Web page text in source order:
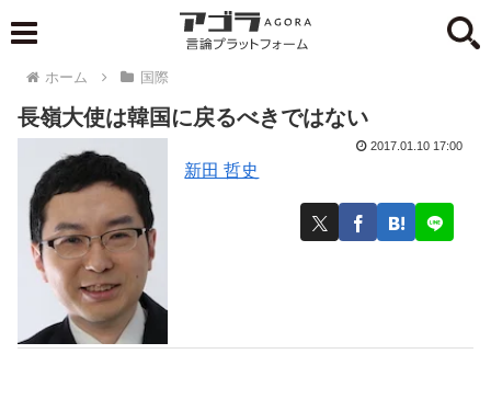
ホーム 国際
長嶺大使は韓国に戻るべきではない
新田 哲史
2017.01.10 17:00